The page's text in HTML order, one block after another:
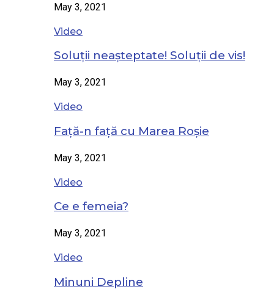
May 3, 2021
Video
Soluții neașteptate! Soluții de vis!
May 3, 2021
Video
Față-n față cu Marea Roșie
May 3, 2021
Video
Ce e femeia?
May 3, 2021
Video
Minuni Depline